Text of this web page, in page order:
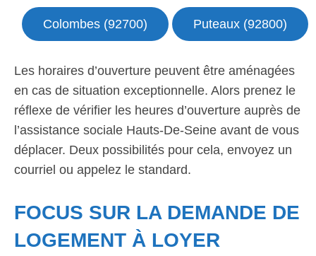
Colombes (92700) Puteaux (92800)
Les horaires d’ouverture peuvent être aménagées
en cas de situation exceptionnelle. Alors prenez le
réflexe de vérifier les heures d’ouverture auprès de
l’assistance sociale Hauts-De-Seine avant de vous
déplacer. Deux possibilités pour cela, envoyez un
courriel ou appelez le standard.
FOCUS SUR LA DEMANDE DE
LOGEMENT À LOYER